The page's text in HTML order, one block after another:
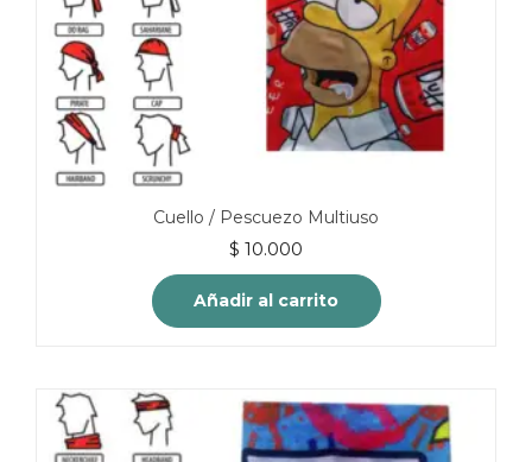
Cuello / Pescuezo Multiuso
$ 10.000
Añadir al carrito